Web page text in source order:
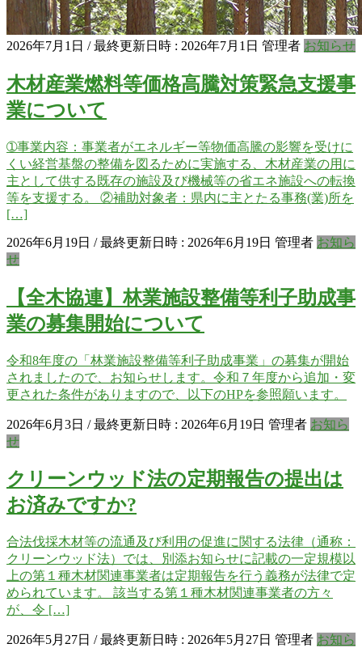
Previous
Next
2026年7月1日 / 最終更新日時 : 2026年7月1日 管理者 お知らせ
木材産業燃料等価格高騰対策緊急支援事
業について
➀事業内容：事業者がエネルギー等物価高騰の影響を受けに
くい経営基盤の整備を図るために実施する、木材産業の用に
主として供する既存の施設及び機械等の省エネ施設への転換
等を支援する。 ②補助対象者：県内に主とたる事務(業)所を
[…]
2026年6月19日 / 最終更新日時 : 2026年6月19日 管理者 お知ら
せ
【全木協連】林業施設整備等利子助成事
業の募集開始について
令和8年度の「林業施設整備等利子助成事業」の募集が開始
されましたので、お知らせします。令和７年度から追加・変
更された条件がありますので、以下のHPを参照願います。
2026年6月3日 / 最終更新日時 : 2026年6月19日 管理者 お知ら
せ
クリーンウッド法の定期報告の提出は
お済みですか?
合法伐採木材等の流通及び利用の促進に関する法律（通称：
クリーンウッド法）では、別添お知らせに記載の一定規模以
上の第１種木材関連事業者は定期報告を行う義務が法律で定
められています。 該当する第１種木材関連事業者の方々
が、令 […]
2026年5月27日 / 最終更新日時 : 2026年5月27日 管理者 お知ら